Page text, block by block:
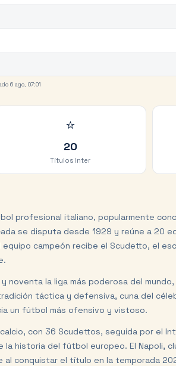
6 ago, 07:01
⭐
20
Títulos Inter
profesional italiano, popularmente
se disputa desde 1929 y reúne a 20
campeón recibe el Scudetto, el
noventa la liga más poderosa del
táctica y defensiva, cuna del
un fútbol más ofensivo y vistoso.
con 36 Scudettos, seguida por el
historia del fútbol europeo. El Napoli,
al conquistar el título en la temporada